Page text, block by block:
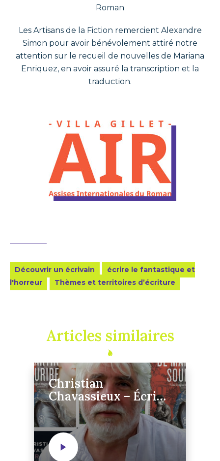
Roman
Les Artisans de la Fiction remercient Alexandre
Simon pour avoir bénévolement attiré notre
attention sur le recueil de nouvelles de Mariana
Enriquez, en avoir assuré la transcription et la
traduction.
Découvrir un écrivain
écrire le fantastique et
l'horreur
Thèmes et territoires d’écriture
Articles similaires
Christian
Chavassieux – Écrire
sans discipline, ça
n’existe pas